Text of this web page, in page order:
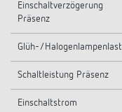
Einschaltverzögerung
Präsenz
Glüh-/Halogenlampenlast
Schaltleistung Präsenz
Einschaltstrom